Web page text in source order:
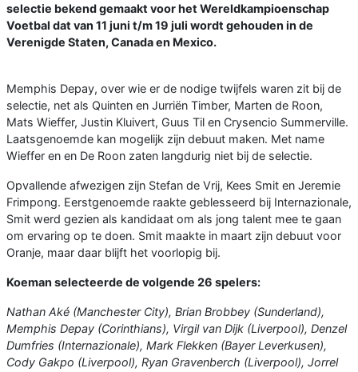
selectie bekend gemaakt voor het Wereldkampioenschap
Voetbal dat van 11 juni t/m 19 juli wordt gehouden in de
Verenigde Staten, Canada en Mexico.
Memphis Depay, over wie er de nodige twijfels waren zit bij de
selectie, net als Quinten en Jurriën Timber, Marten de Roon,
Mats Wieffer, Justin Kluivert, Guus Til en Crysencio Summerville.
Laatsgenoemde kan mogelijk zijn debuut maken. Met name
Wieffer en en De Roon zaten langdurig niet bij de selectie.
Opvallende afwezigen zijn Stefan de Vrij, Kees Smit en Jeremie
Frimpong. Eerstgenoemde raakte geblesseerd bij Internazionale,
Smit werd gezien als kandidaat om als jong talent mee te gaan
om ervaring op te doen. Smit maakte in maart zijn debuut voor
Oranje, maar daar blijft het voorlopig bij.
Koeman selecteerde de volgende 26 spelers:
Nathan Aké (Manchester City), Brian Brobbey (Sunderland),
Memphis Depay (Corinthians), Virgil van Dijk (Liverpool), Denzel
Dumfries (Internazionale), Mark Flekken (Bayer Leverkusen),
Cody Gakpo (Liverpool), Ryan Gravenberch (Liverpool), Jorrel